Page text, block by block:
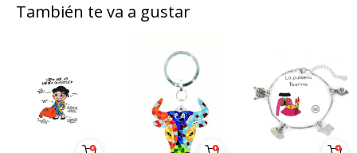
También te va a gustar